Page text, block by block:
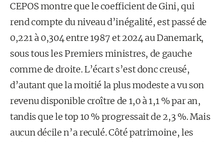
CEPOS montre que le coefficient de Gini, qui
rend compte du niveau d’inégalité, est passé de
0,221 à 0,304 entre 1987 et 2024 au Danemark,
sous tous les Premiers ministres, de gauche
comme de droite. L’écart s’est donc creusé,
d’autant que la moitié la plus modeste a vu son
revenu disponible croître de 1,0 à 1,1 % par an,
tandis que le top 10 % progressait de 2,3 %. Mais
aucun décile n’a reculé. Côté patrimoine, les